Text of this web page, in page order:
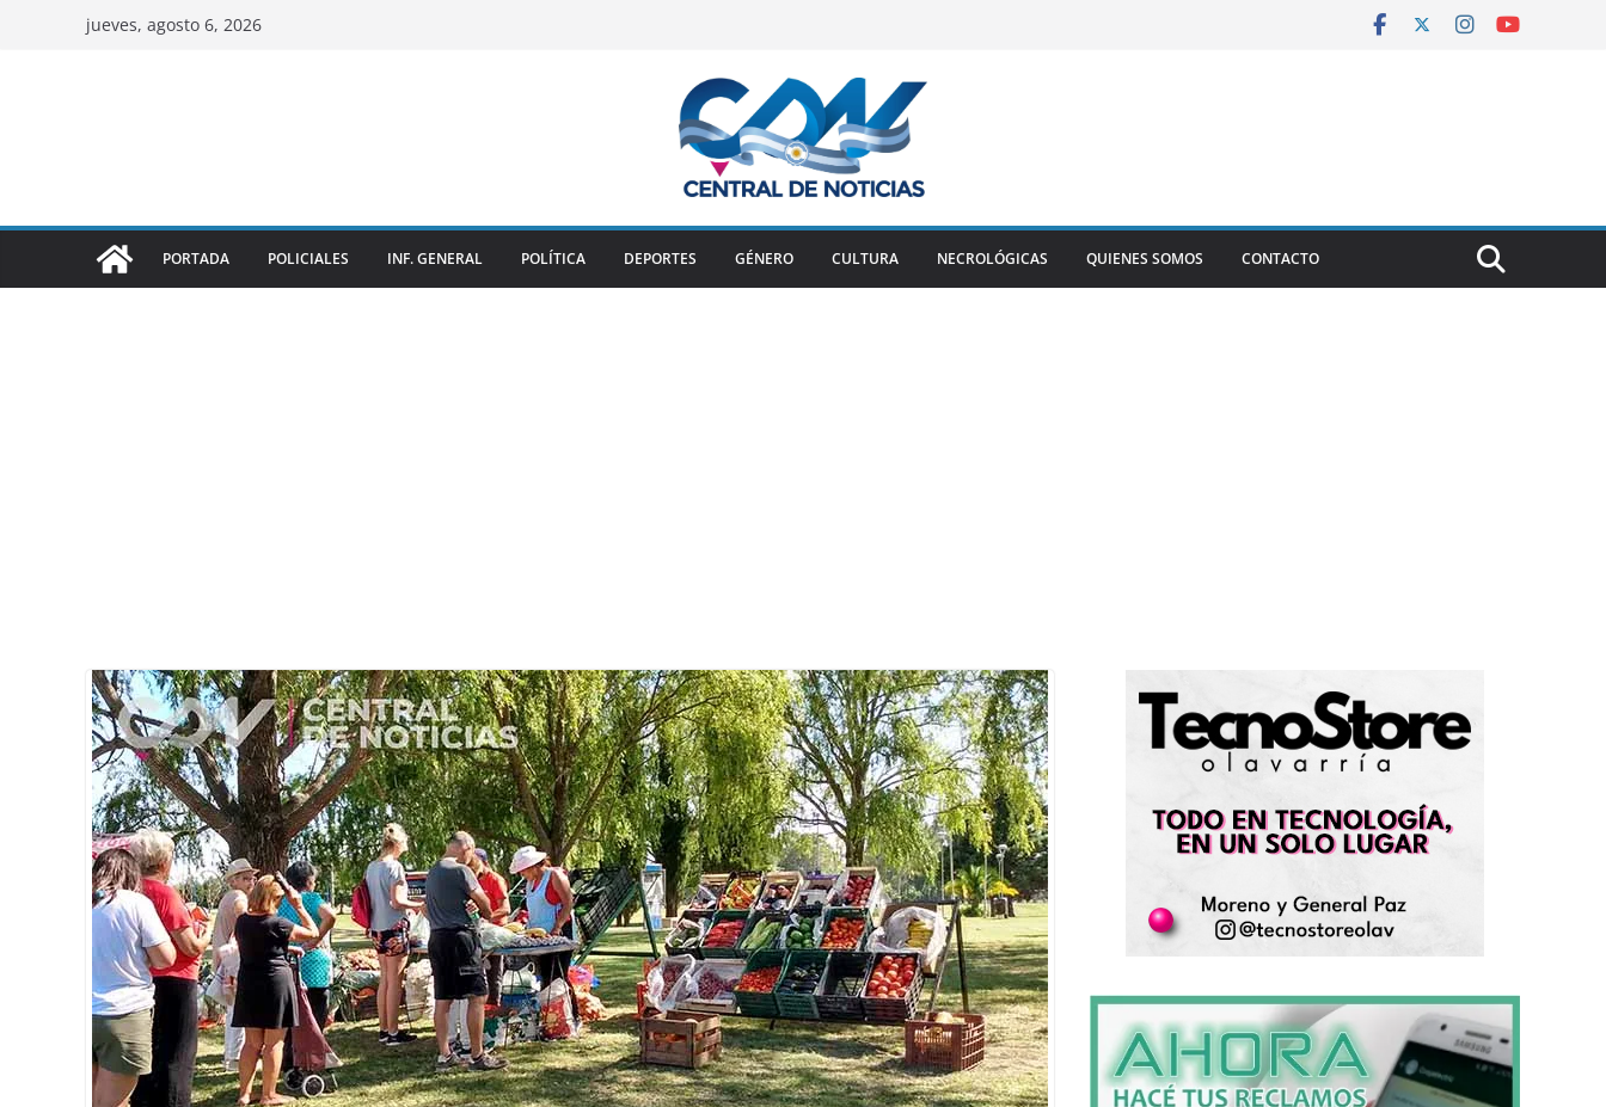
jueves, agosto 6, 2026
PORTADA POLICIALES INF. GENERAL POLÍTICA DEPORTES GÉNERO CULTURA NECROLÓGICAS QUIENES SOMOS CONTACTO